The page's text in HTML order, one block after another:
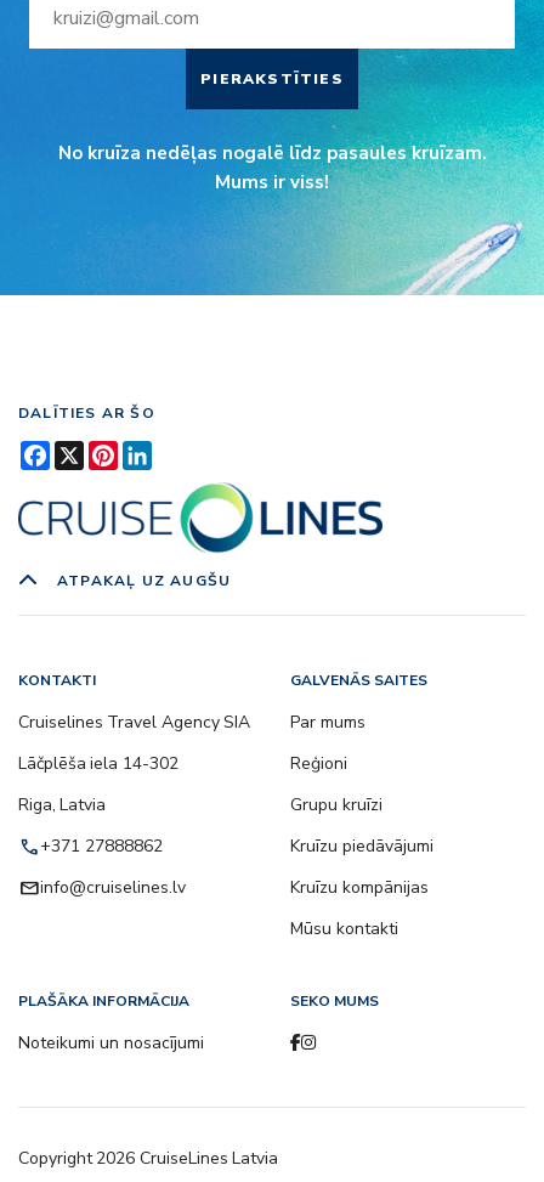
PIERAKSTĪTIES
No kruīza nedēļas nogalē līdz pasaules kruīzam.
Mums ir viss!
DALĪTIES AR ŠO
Facebook
X Pinterest
ATPAKAĻ UZ AUGŠU
KONTAKTI
Cruiselines Travel Agency SIA
Lāčplēša iela 14-302
Riga, Latvia
call+371 27888862
emailinfo@cruiselines.lv
GALVENĀS SAITES
Par mums
Reģioni
Grupu kruīzi
Kruīzu piedāvājumi
Kruīzu kompānijas
Mūsu kontakti
PLAŠĀKA INFORMĀCIJA
Noteikumi un nosacījumi
SEKO MUMS
Copyright2026 CruiseLines Latvia